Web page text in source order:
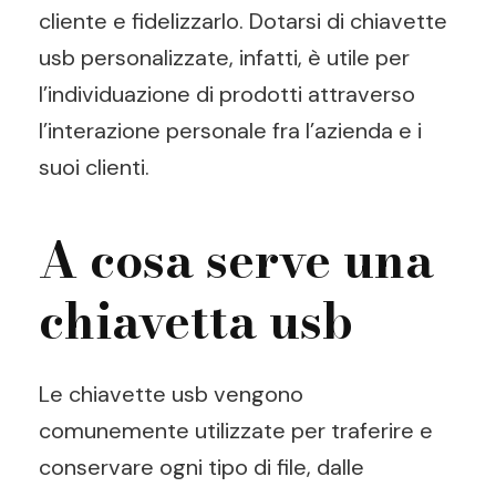
cliente e fidelizzarlo. Dotarsi di chiavette
usb personalizzate, infatti, è utile per
l’individuazione di prodotti attraverso
l’interazione personale fra l’azienda e i
suoi clienti.
A cosa serve una
chiavetta usb
Le chiavette usb vengono
comunemente utilizzate per traferire e
conservare ogni tipo di file, dalle